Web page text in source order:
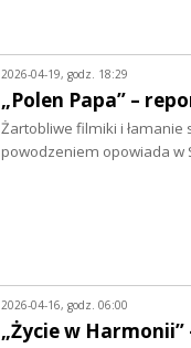
2026-04-19, godz. 18:29
„Polen Papa” –
Żartobliwe filmiki i łamanie
powodzeniem opowiada w
2026-04-16, godz. 06:00
„Życie w